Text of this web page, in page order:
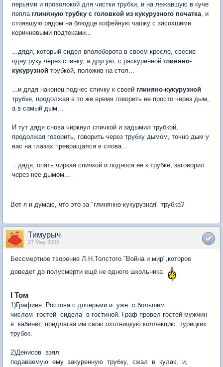
перьями и проволокой для чистки трубки, и на лежавшую в куче
пепла глиняную трубку с головкой из кукурузного початка, и
стоявшую рядом на блюдце кофейную чашку с засохшими
коричневыми подтеками...
...дядя, который сидел вполоборота в своем кресле, свесив
одну руку через спинку, а другую, с раскуренной глиняно-
кукурузной трубкой, положив на стол...
...и дядя наконец поднес спичку к своей глиняно-кукурузной
трубке, продолжая в то же время говорить не просто через дым,
а в самый дым...
И тут дядя снова чиркнул спичкой и задымил трубкой,
продолжая говорить, говорить через трубку дымом, точно дым у
вас на глазах превращался в слова...
...дядя, опять чиркая спичкой и поднося ее к трубке, заговорил
через нее дымом...
Вот я и думаю, что это за "глинянно-кукурузная" трубка?
Тимурыч
27 May 2005
Бессмертное творение Л.Н.Толстого "Война и мир",которое
доведет до полусмерти ещё не одного школьника
I Том
1)Графиня Ростова с дочерьми и уже с большим
числом гостей сидела в гостиной. Граф провел гостей-мужчин
в кабинет, предлагая им свою охотницкую коллекцию турецких
трубок.
2)Денисов взял
подаваемую ему закуренную трубку, сжал в кулак, и,